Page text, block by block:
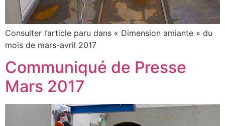
Consulter l’article paru dans « Dimension amiante » du
mois de mars-avril 2017
Communiqué de Presse
Mars 2017